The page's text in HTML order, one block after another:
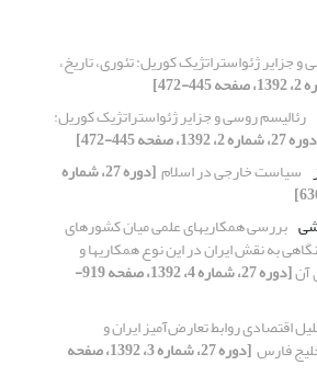
و جزایر ژئواستراتژیک کوریل: ‏تئوری، تاریخ،
رئالیسم روسی و جزایر ژئواستراتژیک کوریل:
2، 1392، صفحه 445-472]
سیاست خارجی در اسلام ‏ [دوره 27، شماره
بررسی همکاری‏های علمی میان کشورهای
به نقش ایران در این نوع همکاری‏ها و
آن [دوره 27، شماره 4، 1392، صفحه 919-
اقتصادی روابط تعارض‌آمیز ایران و
فارس [دوره 27، شماره 3، 1392، صفحه